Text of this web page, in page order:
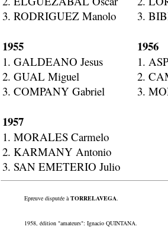
3. RODRIGUEZ Manolo
1955
1. GALDEANO Jesus
2. GUAL Miguel
3. COMPANY Gabriel
1957
1. MORALES Carmelo
2. KARMANY Antonio
3. SAN EMETERIO Julio
3.
1956
1.
2.
3.
Epreuve disputée àTORRELAVEGA.
1958, édition "amateurs": Ignacio QUINTANA.